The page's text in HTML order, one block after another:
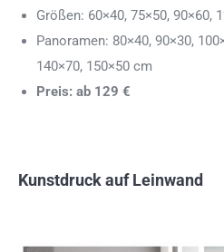
Größen: 60×40, 75×50, 90×60,
Panoramen: 80×40, 90×30,
140×70, 150×50 cm
Preis: ab 129 €
Kunstdruck auf Leinwand